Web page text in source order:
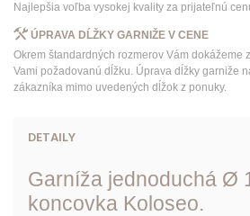
Najlepšia voľba vysokej kvality za prijateľnú
ÚPRAVA DĹŽKY GARNIŽE V CENE
Okrem štandardných rozmerov Vám dokážeme
Vami požadovanú dĺžku. Úprava dĺžky garniže
zákazníka mimo uvedených dĺžok z ponuky.
DETAILY
Garníža jednoduchá Ø
koncovka Koloseo.